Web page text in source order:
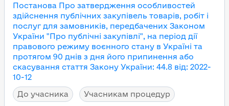
Постанова Про затвердження особливостей
здійснення публічних закупівель товарів, робіт і
послуг для замовників, передбачених Законом
України "Про публічні закупівлі", на період дії
правового режиму воєнного стану в Україні та
протягом 90 днів з дня його припинення або
скасування стаття Закону України: 44.8 від: 2022-
10-12
До учасника
Учасникам процедур